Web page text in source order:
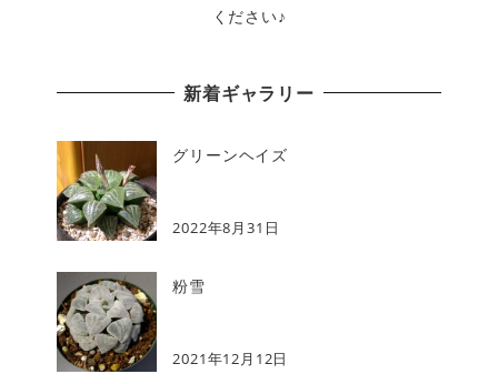
ください♪
新着ギャラリー
グリーンヘイズ
2022年8月31日
粉雪
2021年12月12日